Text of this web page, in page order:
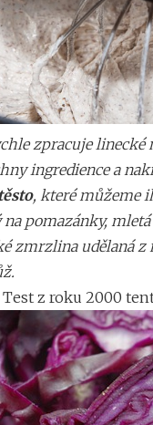
zpracuje linecké
ingredience a
, které můžeme
pomazánky,
zmrzlina udělaná z
Test z roku 2000